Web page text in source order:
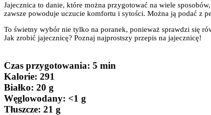
Jajecznica to danie, które można przygotować na wiele
zawsze powoduje uczucie komfortu i sytości. Można ją podać z
To świetny wybór nie tylko na poranek, ponieważ sprawdzi się
Jak zrobić jajecznicę? Poznaj najprostszy przepis na jajecznicę!
Czas przygotowania: 5 min
Kalorie: 291
Białko: 20 g
Węglowodany: <1 g
Tłuszcze: 21 g